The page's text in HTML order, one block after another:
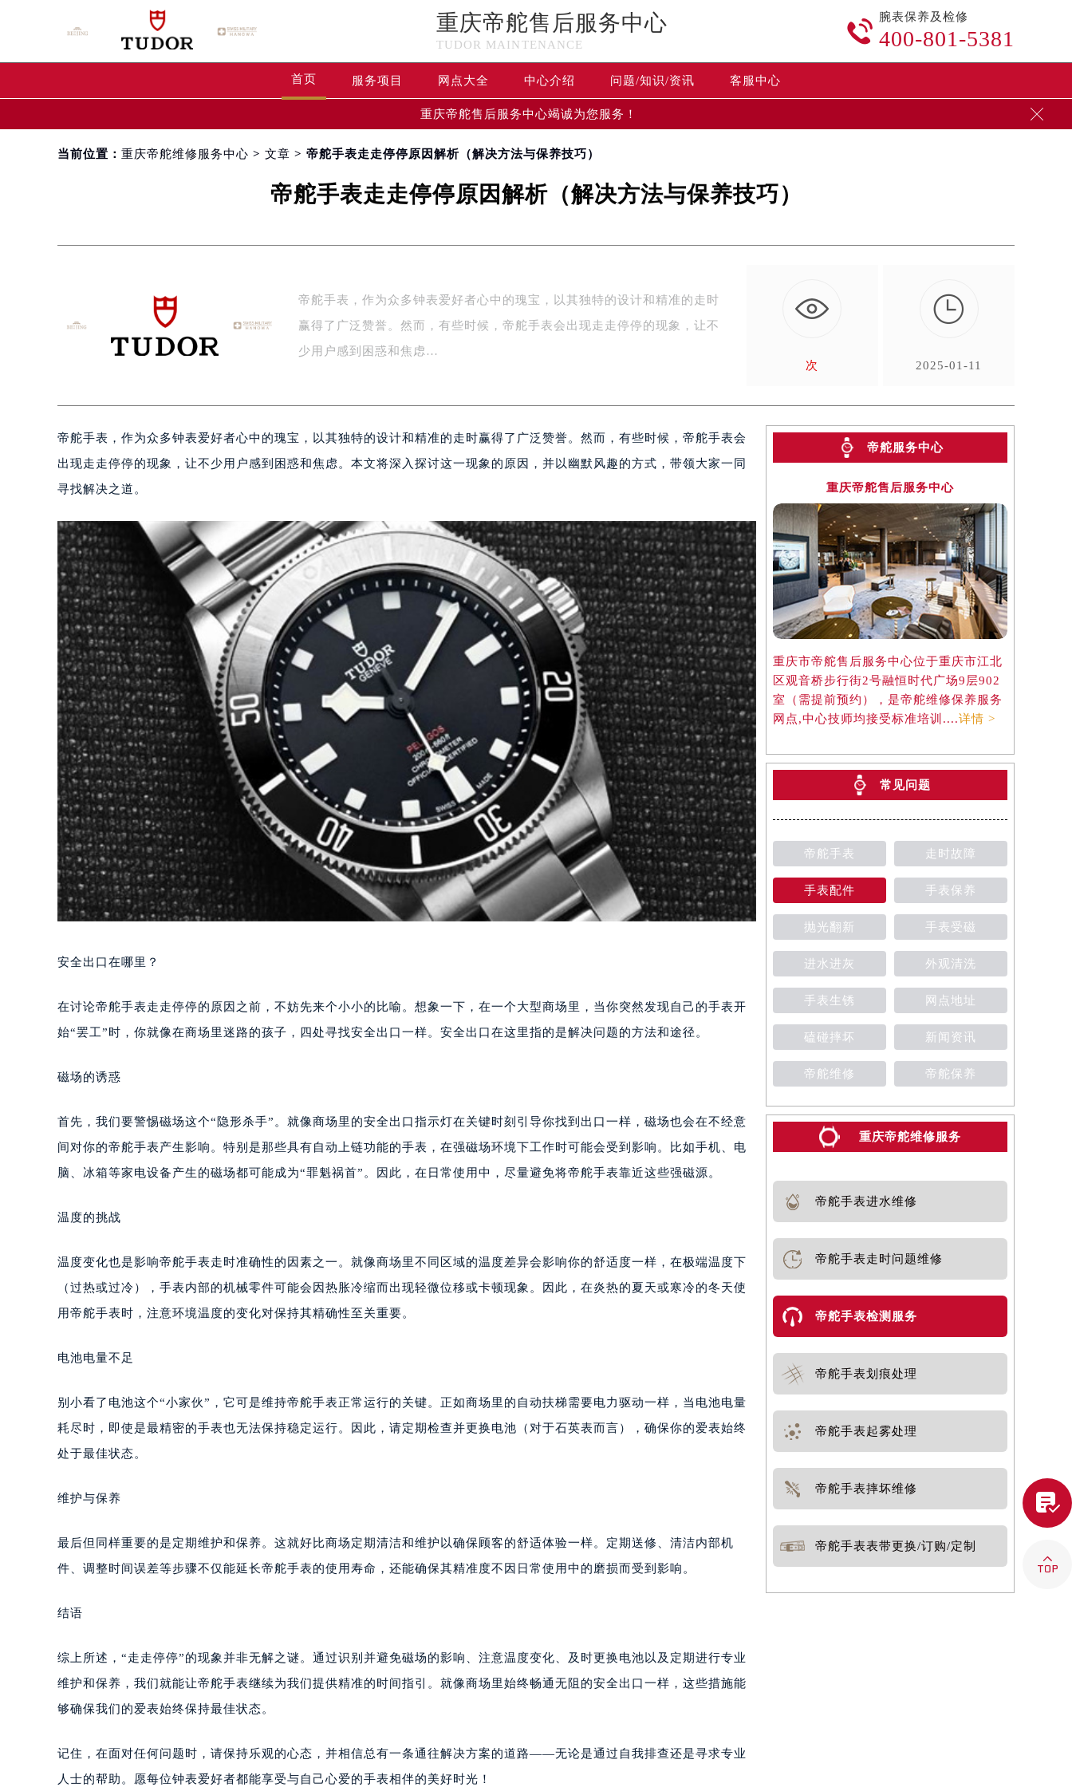
重庆帝舵售后服务中心
TUDOR MAINTENANCE

腕表保养及检修
400-801-5381
首页 服务项目 网点大全 中心介绍 问题/知识/资讯 客服中心
重庆帝舵售后服务中心竭诚为您服务！ 
当前位置： 重庆帝舵维修服务中心 > 文章 > 帝舵手表走走停停原因解析（解决方法与保养技巧）
帝舵手表走走停停原因解析（解决方法与保养技巧）
帝舵手表，作为众多钟表爱好者心中的瑰宝，以其独特的设计和精准的走时
赢得了广泛赞誉。然而，有些时候，帝舵手表会出现走走停停的现象，让不
少用户感到困惑和焦虑…
次

2025-01-11
帝舵手表，作为众多钟表爱好者心中的瑰宝，以其独特的设计和精准的走时赢得了广泛赞誉。然而，有些时候，帝舵手表会
出现走走停停的现象，让不少用户感到困惑和焦虑。本文将深入探讨这一现象的原因，并以幽默风趣的方式，带领大家一同
寻找解决之道。
安全出口在哪里？
在讨论帝舵手表走走停停的原因之前，不妨先来个小小的比喻。想象一下，在一个大型商场里，当你突然发现自己的手表开
始“罢工”时，你就像在商场里迷路的孩子，四处寻找安全出口一样。安全出口在这里指的是解决问题的方法和途径。
磁场的诱惑
首先，我们要警惕磁场这个“隐形杀手”。就像商场里的安全出口指示灯在关键时刻引导你找到出口一样，磁场也会在不经意
间对你的帝舵手表产生影响。特别是那些具有自动上链功能的手表，在强磁场环境下工作时可能会受到影响。比如手机、电
脑、冰箱等家电设备产生的磁场都可能成为“罪魁祸首”。因此，在日常使用中，尽量避免将帝舵手表靠近这些强磁源。
温度的挑战
温度变化也是影响帝舵手表走时准确性的因素之一。就像商场里不同区域的温度差异会影响你的舒适度一样，在极端温度下
（过热或过冷），手表内部的机械零件可能会因热胀冷缩而出现轻微位移或卡顿现象。因此，在炎热的夏天或寒冷的冬天使
用帝舵手表时，注意环境温度的变化对保持其精确性至关重要。
电池电量不足
别小看了电池这个“小家伙”，它可是维持帝舵手表正常运行的关键。正如商场里的自动扶梯需要电力驱动一样，当电池电量
耗尽时，即使是最精密的手表也无法保持稳定运行。因此，请定期检查并更换电池（对于石英表而言），确保你的爱表始终
处于最佳状态。
维护与保养
最后但同样重要的是定期维护和保养。这就好比商场定期清洁和维护以确保顾客的舒适体验一样。定期送修、清洁内部机
件、调整时间误差等步骤不仅能延长帝舵手表的使用寿命，还能确保其精准度不因日常使用中的磨损而受到影响。
结语
综上所述，“走走停停”的现象并非无解之谜。通过识别并避免磁场的影响、注意温度变化、及时更换电池以及定期进行专业
维护和保养，我们就能让帝舵手表继续为我们提供精准的时间指引。就像商场里始终畅通无阻的安全出口一样，这些措施能
够确保我们的爱表始终保持最佳状态。
记住，在面对任何问题时，请保持乐观的心态，并相信总有一条通往解决方案的道路——无论是通过自我排查还是寻求专业
人士的帮助。愿每位钟表爱好者都能享受与自己心爱的手表相伴的美好时光！
帝舵服务中心
重庆帝舵售后服务中心
重庆市帝舵售后服务中心位于重庆市江北
区观音桥步行街2号融恒时代广场9层902
室（需提前预约），是帝舵维修保养服务
网点,中心技师均接受标准培训....详情 >
常见问题
帝舵手表 走时故障
手表配件 手表保养
抛光翻新 手表受磁
进水进灰 外观清洗
手表生锈 网点地址
磕碰摔坏 新闻资讯
帝舵维修 帝舵保养
重庆帝舵维修服务
帝舵手表进水维修
帝舵手表走时问题维修
帝舵手表检测服务
帝舵手表划痕处理
帝舵手表起雾处理
帝舵手表摔坏维修
帝舵手表表带更换/订购/定制

